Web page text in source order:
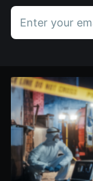
Enter your